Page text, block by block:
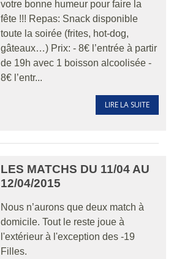
votre bonne humeur pour faire la
fête !!! Repas: Snack disponible
toute la soirée (frites, hot-dog,
gâteaux…) Prix: - 8€ l’entrée à partir
de 19h avec 1 boisson alcoolisée -
8€ l’entr...
LIRE LA SUITE
LES MATCHS DU 11/04 AU
12/04/2015
Nous n’aurons que deux match à
domicile. Tout le reste joue à
l'extérieur à l'exception des -19
Filles.